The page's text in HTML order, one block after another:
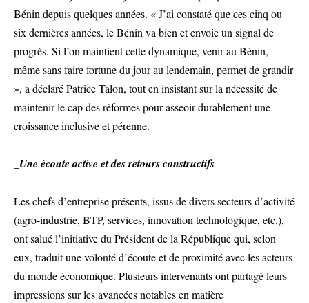
Bénin depuis quelques années. « J’ai constaté que ces cinq ou
six dernières années, le Bénin va bien et envoie un signal de
progrès. Si l’on maintient cette dynamique, venir au Bénin,
même sans faire fortune du jour au lendemain, permet de grandir
», a déclaré Patrice Talon, tout en insistant sur la nécessité de
maintenir le cap des réformes pour asseoir durablement une
croissance inclusive et pérenne.
_Une écoute active et des retours constructifs
Les chefs d’entreprise présents, issus de divers secteurs d’activité
(agro-industrie, BTP, services, innovation technologique, etc.),
ont salué l’initiative du Président de la République qui, selon
eux, traduit une volonté d’écoute et de proximité avec les acteurs
du monde économique. Plusieurs intervenants ont partagé leurs
impressions sur les avancées notables en matière